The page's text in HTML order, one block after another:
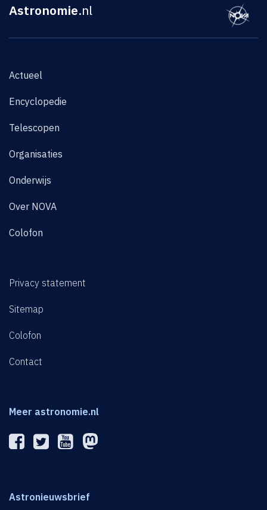
Astronomie.nl
Actueel
Encyclopedie
Telescopen
Organisaties
Onderwijs
Over NOVA
Colofon
Privacy statement
Sitemap
Colofon
Contact
Meer astronomie.nl
Astronieuwsbrief